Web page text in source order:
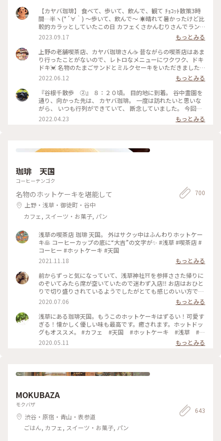
【カヤバ珈琲】 食べて、歩いて、飲んで、観て ﾁｮｺｯﾄ散策3時
間…半ヽ(*´∀｀) 〜歩いて、飲んで〜 ☀️晴れて暑かったけど比
較的カラッとしていたこの日 カフェくさかんむりさんでラン
チsetとドーナツを食べ 次は ル・コワンさんでパフェを…と思
い ひたすら真っ直ぐ道なりに歩いていると 右手に☕️カヤバ珈
琲さんが見える👀 途中…電話があり話しながら…👣ﾃｸﾃｸﾃｸﾃｸ
500mも通り過ぎていたというミス💧 計1.6km歩き戻る気力が
なかったので（笑） いつかスムーズに入れた時にお邪魔しよ
うと思っていた 「カヤバ珈琲」さんの「いつか」が偶然にも
叶い 「谷中ジンジャー」を（^人^） ☀️暑い日にジンジャーエ
ールを頂くことが多いのですが これは今迄で一番パンチがあ
る💨💨💨 ガムシロップ…という単語が頭の中をチラッと過った
様な(● ˃̶͈̀ロ˂̶͈́)੭ꠥ⁾⁾ そのお陰でサッパリ✨ 次の目的地へ〜 #カヤ
バ珈琲 #秋さんぽ #私のことりっぷ旅 #カメラ旅 #今年は旗を
立てたところへひとつでも多く行く
2023.09.17
もっとみる
上野の老舗喫茶店、カヤバ珈琲さん☕️ 昔ながらの喫茶店はあま
り行ったことがないので、レトロなメニューにワクワク、ドキ
ドキ💓 名物のたまごサンドとミルクセーキをいただきました
♪ たまごがフワフワで、パンの香りも良いこと😍 ミルクセー
キは甘さ控えめで、ほんのり香るオレンジでスッキリとした味
わい☺️ どちらもとても美味しく、感動しきりでした✨ #たまご
サンド #ミルクセーキ #カヤバ珈琲 #上野 #ヒーリング旅 #My
ことりっぷ
2022.06.12
もっとみる
『谷根千散歩 ②』 ８：２０頃。 目的地に到着。 谷中霊園を
通り、向かった先は、 カヤバ珈琲。 一度は訪れたいと思いな
がら、 いつも行列ができていて、 断念していました。 今回
は、前日に、 ８：３０に、ネットで予約。 店内に案内され、
周りの様子を見ると、 他の席は埋まっていたため、 予約をし
す。 本日のスープを頼み、 コーヒーを追加しました。 本当
😅 こちらも、次回はリベンジを誓いました（笑） たまごサン
ドは、熱々で、 パンは、少し酸味のあるパンで、 とても相性
た味で、 美味しかったです。 名残惜しいですが、 次の目的地
に向かうため、 ９：００過ぎに、お店を出ました。 #ヒーリン
グ旅#春風さんぽ#Myことりっぷ#谷根千散歩#カヤバ珈琲#モ
ーニング#たまごサンド#珈琲#nikonfe2#散歩フィルム
2022.04.23 もっとみる
珈琲 天国
コーヒーテンゴク
名物のホットケーキを堪能して
上野・浅草・御徒町・谷中
カフェ, スイーツ・お菓子, パン
700
浅草の喫茶店 珈琲 天国。 外はサクッ中はふんわりホットケー
キ🥞 コーヒーカップの底に“大吉”の文字が✨ #浅草 #喫茶店 #
コーヒー #ホットケーキ #天国
2021.11.18
もっとみる
前からずっと気になっていて、浅草神社⛩を参拝ささた帰りに
のぞいてみたら席が空いていたので迷わず入店‼️ お店はおひと
りで切り盛りされているようでしたがとても感じのいい方で、
ホットケーキ🥞は昔ながらの素朴なかんじがコーヒー☕️によく
合って美味しかった😆💕
2020.07.06
もっとみる
浅草にある珈琲天国。もうこのホットケーキはずるい！可愛す
ぎる！懐かしく優しい味も最高です。癒されます。ホットドッ
グもオススメ。 #カフェ #天国 #ホットケーキ #浅草 #東
京
2020.05.11 もっとみる
MOKUBAZA
モクバザ
渋谷・原宿・青山・表参道
ごはん, カフェ, スイーツ・お菓子, パン
643